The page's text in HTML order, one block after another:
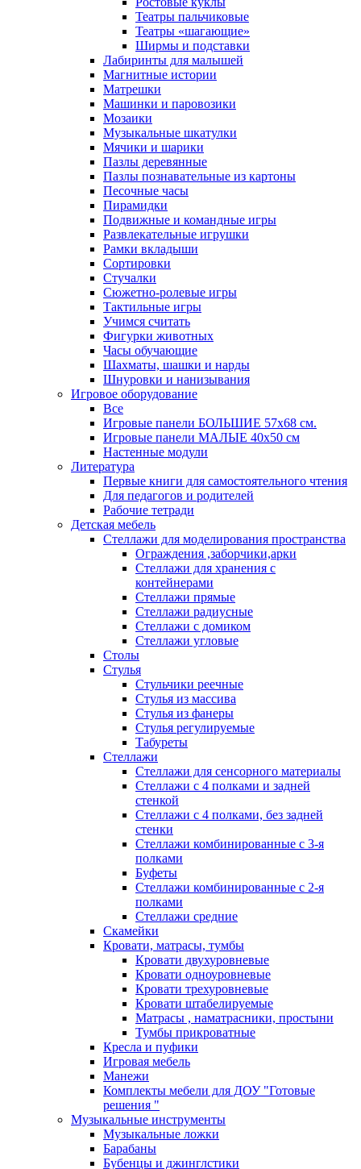
Театры пальчиковые
Театры «шагающие»
Ширмы и подставки
Лабиринты для малышей
Магнитные истории
Матрешки
Машинки и паровозики
Мозаики
Музыкальные шкатулки
Мячики и шарики
Пазлы деревянные
Пазлы познавательные из картоны
Песочные часы
Пирамидки
Подвижные и командные игры
Развлекательные игрушки
Рамки вкладыши
Сортировки
Стучалки
Сюжетно-ролевые игры
Тактильные игры
Учимся считать
Фигурки животных
Часы обучающие
Шахматы, шашки и нарды
Шнуровки и нанизывания
Игровое оборудование
Все
Игровые панели БОЛЬШИЕ 57х68 см.
Игровые панели МАЛЫЕ 40х50 см
Настенные модули
Литература
Первые книги для самостоятельного чтения
Для педагогов и родителей
Рабочие тетради
Детская мебель
Стеллажи для моделирования пространства
Ограждения ,заборчики,арки
Стеллажи для хранения с
контейнерами
Стеллажи прямые
Стеллажи радиусные
Стеллажи с домиком
Стеллажи угловые
Столы
Стулья
Стульчики реечные
Стулья из массива
Стулья из фанеры
Стулья регулируемые
Табуреты
Стеллажи
Стеллажи для сенсорного материалы
Стеллажи с 4 полками и задней
стенкой
Стеллажи с 4 полками, без задней
стенки
Стеллажи комбинированные с 3-я
полками
Буфеты
Стеллажи комбинированные с 2-я
полками
Стеллажи средние
Скамейки
Кровати, матрасы, тумбы
Кровати двухуровневые
Кровати одноуровневые
Кровати трехуровневые
Кровати штабелируемые
Матрасы , наматрасники, простыни
Тумбы прикроватные
Кресла и пуфики
Игровая мебель
Манежи
Комплекты мебели для ДОУ "Готовые
решения "
Музыкальные инструменты
Музыкальные ложки
Барабаны
Бубенцы и джинглстики